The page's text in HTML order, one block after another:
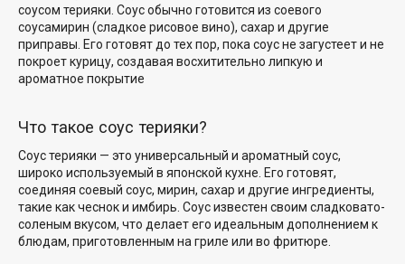
соусом терияки . Соус обычно готовится из соевого
соусамирин (сладкое рисовое вино), сахар и другие
приправы. Его готовят до тех пор, пока соус не загустеет и не
покроет курицу, создавая восхитительно липкую и
ароматное покрытие
Что такое соус терияки?
Соус терияки — это универсальный и ароматный соус,
широко используемый в японской кухне. Его готовят,
соединяя соевый соус, мирин, сахар и другие ингредиенты,
такие как чеснок и имбирь. Соус известен своим сладковато-
соленым вкусом, что делает его идеальным дополнением к
блюдам, приготовленным на гриле или во фритюре.